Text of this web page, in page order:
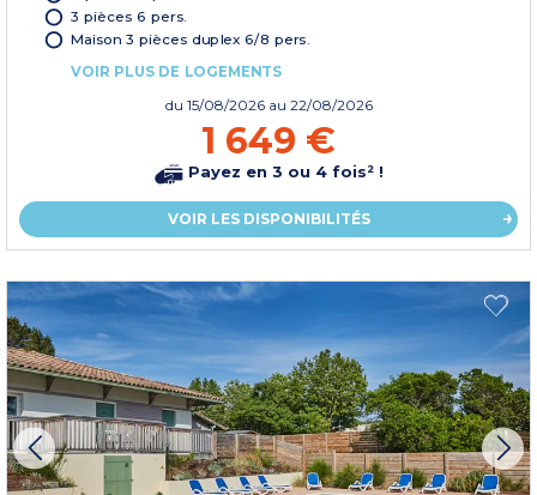
3 pièces 6 pers.
Maison 3 pièces duplex 6/8 pers.
VOIR PLUS DE LOGEMENTS
du 15/08/2026 au 22/08/2026
1 649 €
Payez en 3 ou 4 fois² !
VOIR LES DISPONIBILITÉS